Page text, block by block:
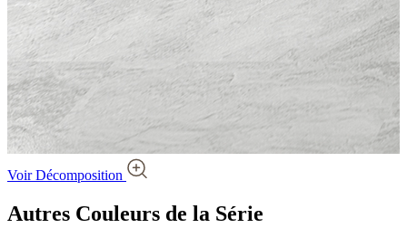
Voir Décomposition
Autres Couleurs de la Série